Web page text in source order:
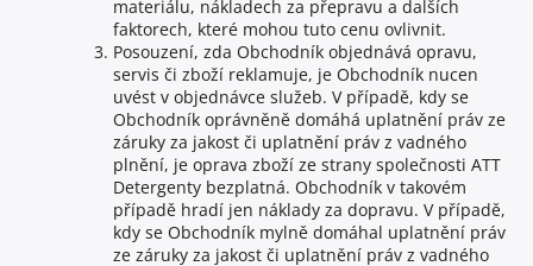
materiálu, nákladech za přepravu a dalších
faktorech, které mohou tuto cenu ovlivnit.
Posouzení, zda Obchodník objednává opravu,
servis či zboží reklamuje, je Obchodník nucen
uvést v objednávce služeb. V případě, kdy se
Obchodník oprávněně domáhá uplatnění práv ze
záruky za jakost či uplatnění práv z vadného
plnění, je oprava zboží ze strany společnosti ATT
Detergenty bezplatná. Obchodník v takovém
případě hradí jen náklady za dopravu. V případě,
kdy se Obchodník mylně domáhal uplatnění práv
ze záruky za jakost či uplatnění práv z vadného